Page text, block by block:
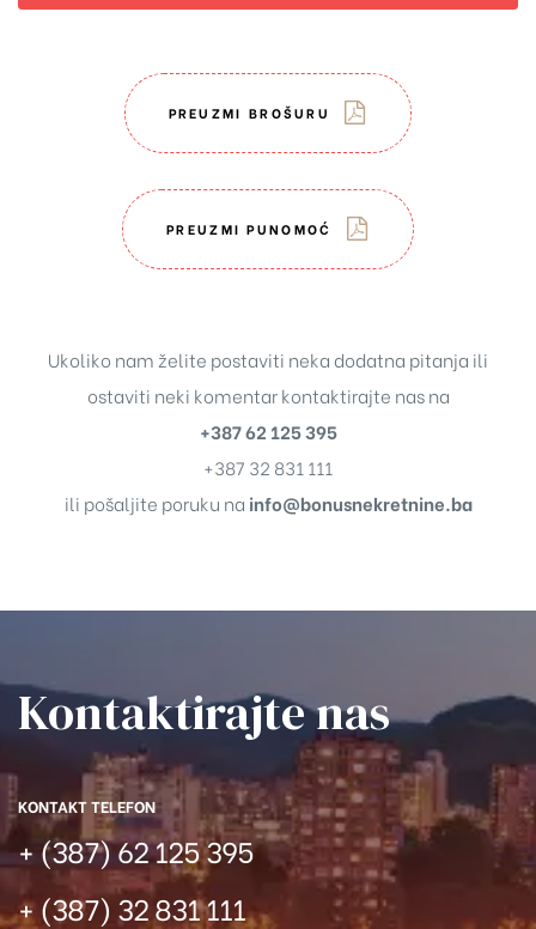
PREUZMI BROŠURU
PREUZMI PUNOMOĆ
Ukoliko nam želite postaviti neka dodatna pitanja ili
ostaviti neki komentar kontaktirajte nas na
+387 62 125 395
+387 32 831 111
ili pošaljite poruku na info@bonusnekretnine.ba
Kontaktirajte nas​
KONTAKT TELEFON
+ (387) 62 125 395
+ (387) 32 831 111